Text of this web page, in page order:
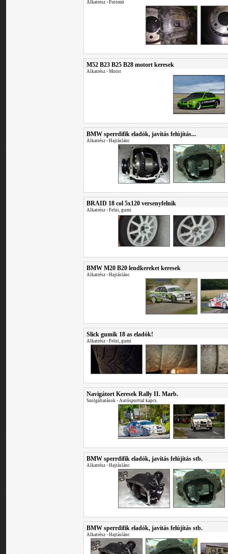
Alkatrész • Futómű
M52 B23 B25 B28 motort keresek
Alkatrész • Motor
BMW sperrdifik eladók, javítás felújítás...
Alkatrész • Hajtáslánc
BRAID 18 col 5x120 versenyfelnik
Alkatrész • Felni, gumi
BMW M20 B20 lendkereket keresek
Alkatrész • Hajtáslánc
Slick gumik 18 as eladók!
Alkatrész • Felni, gumi
Navigátort Keresek Rally II. Marb.
Szolgáltatások • Autósporttal kapcs.
BMW sperrdifik eladók, javítás felújítás stb.
Alkatrész • Hajtáslánc
BMW sperrdifik eladók, javítás felújítás stb.
Alkatrész • Hajtáslánc